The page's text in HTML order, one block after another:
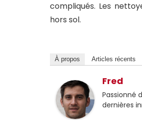
compliqués. Les
hors sol.
À propos Articles récents
Fred
Passionné
dernières